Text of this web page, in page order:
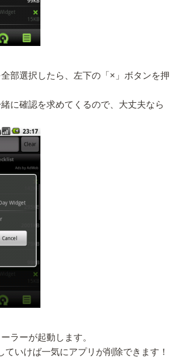
部選択したら、左下の「×」ボタンを押
に確認を求めてくるので、大丈夫なら
ラーが起動します。
ていけば一気にアプリが削除できます！